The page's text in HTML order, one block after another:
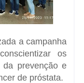
a campanha
os
da prevenção e
de próstata.